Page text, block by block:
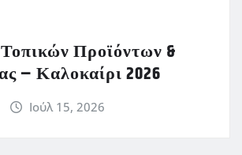
Προϊόντων &
– Καλοκαίρι 2026
Ιούλ 15, 2026